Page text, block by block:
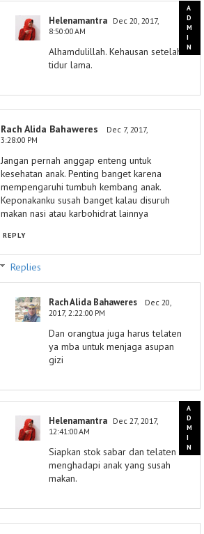
Helenamantra Dec 20, 2017,
8:50:00 AM
Alhamdulillah. Kehausan setelah
tidur lama.
Rach Alida Bahaweres
Dec 7, 2017,
3:28:00 PM
Jangan pernah anggap enteng untuk
kesehatan anak. Penting banget karena
mempengaruhi tumbuh kembang anak.
Keponakanku susah banget kalau disuruh
makan nasi atau karbohidrat lainnya
REPLY
Replies
Rach Alida Bahaweres
Dec 20,
2017, 2:22:00 PM
Dan orangtua juga harus telaten
ya mba untuk menjaga asupan
gizi
Helenamantra Dec 27, 2017,
12:41:00 AM
Siapkan stok sabar dan telaten
menghadapi anak yang susah
makan.